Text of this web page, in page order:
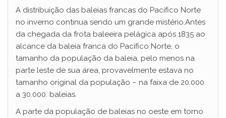
A distribuição das baleias francas do Pacífico Norte
no inverno continua sendo um grande mistério.Antes
da chegada da frota baleeira pelágica após 1835 ao
alcance da baleia franca do Pacífico Norte, o
tamanho da população da baleia, pelo menos na
parte leste de sua área, provavelmente estava no
tamanho original da população – na faixa de 20.000
a 30.000. baleias.
A parte da população de baleias no oeste em torno